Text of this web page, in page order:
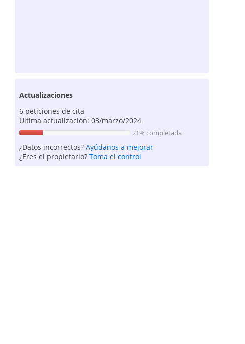
Actualizaciones
6 peticiones de cita
Ultima actualización: 03/marzo/2024
21% completada
¿Datos incorrectos?Ayúdanos a mejorar
¿Eres el propietario?Toma el control